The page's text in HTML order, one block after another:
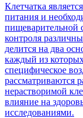
Клетчатка
питания и
пищеварительной
контроля
делится на два
каждый из
специфическое
рассматриваются
нерастворимой
влияние на
исследованиями.